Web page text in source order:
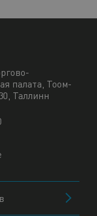
палата, Тоом-
Таллинн